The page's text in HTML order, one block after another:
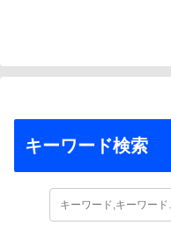
キーワード検索